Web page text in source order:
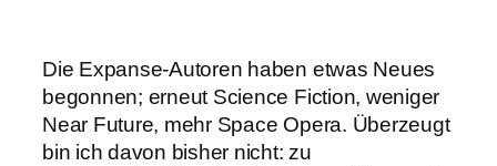
Die Expanse-Autoren haben etwas Neues
begonnen; erneut Science Fiction, weniger
Near Future, mehr Space Opera. Überzeugt
bin ich davon bisher nicht: zu